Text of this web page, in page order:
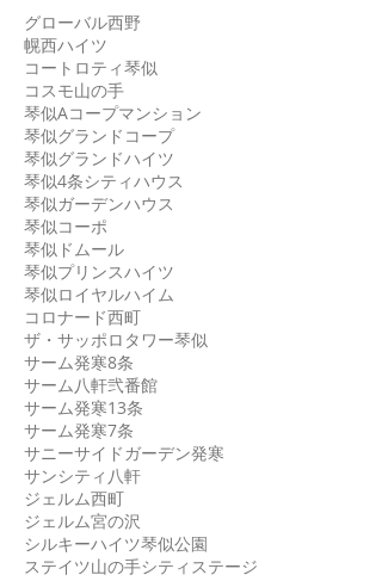
グローバル西野
幌西ハイツ
コートロティ琴似
コスモ山の手
琴似Aコープマンション
琴似グランドコープ
琴似グランドハイツ
琴似4条シティハウス
琴似ガーデンハウス
琴似コーポ
琴似ドムール
琴似プリンスハイツ
琴似ロイヤルハイム
コロナード西町
ザ・サッポロタワー琴似
サーム発寒8条
サーム八軒弐番館
サーム発寒13条
サーム発寒7条
サニーサイドガーデン発寒
サンシティ八軒
ジェルム西町
ジェルム宮の沢
シルキーハイツ琴似公園
ステイツ山の手シティステージ